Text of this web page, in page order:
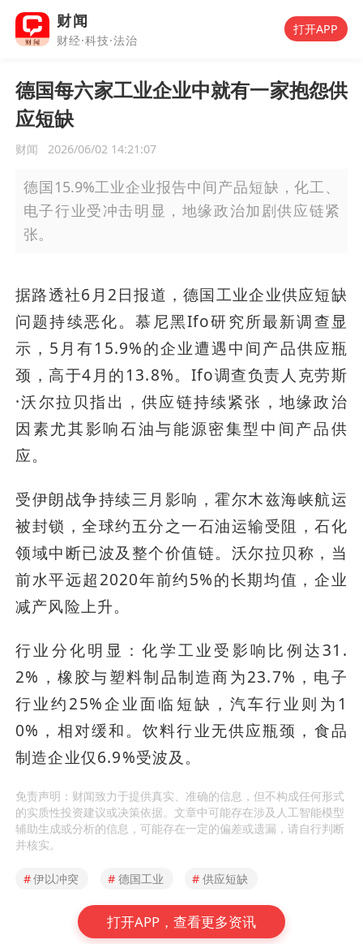
财闻
财经·科技·法治
打开APP
德国每六家工业企业中就有一家抱怨供
应短缺
财闻 2026/06/02 14:21:07
德国15.9%工业企业报告中间产品短缺，化工、
电子行业受冲击明显，地缘政治加剧供应链紧
张。
据路透社6月2日报道，德国工业企业供应短缺
问题持续恶化。慕尼黑Ifo研究所最新调查显
示，5月有15.9%的企业遭遇中间产品供应瓶
颈，高于4月的13.8%。Ifo调查负责人克劳斯
·沃尔拉贝指出，供应链持续紧张，地缘政治
因素尤其影响石油与能源密集型中间产品供
应。
受伊朗战争持续三月影响，霍尔木兹海峡航运
被封锁，全球约五分之一石油运输受阻，石化
领域中断已波及整个价值链。沃尔拉贝称，当
前水平远超2020年前约5%的长期均值，企业
减产风险上升。
行业分化明显：化学工业受影响比例达31.
2%，橡胶与塑料制品制造商为23.7%，电子
行业约25%企业面临短缺，汽车行业则为1
0%，相对缓和。饮料行业无供应瓶颈，食品
制造企业仅6.9%受波及。
免责声明：财闻致力于提供真实、准确的信息，但不构成任何形式
的实质性投资建议或决策依据。文章中可能存在涉及人工智能模型
辅助生成或分析的信息，可能存在一定的偏差或遗漏，请自行判断
并核实。
#伊以冲突 # 德国工业 # 供应短缺
打开APP，查看更多资讯